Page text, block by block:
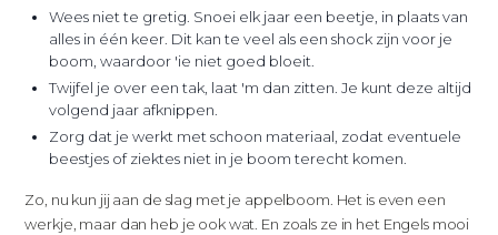
Wees niet te gretig. Snoei elk jaar een beetje, in plaats van
alles in één keer. Dit kan te veel als een shock zijn voor je
boom, waardoor 'ie niet goed bloeit.
Twijfel je over een tak, laat 'm dan zitten. Je kunt deze altijd
volgend jaar afknippen.
Zorg dat je werkt met schoon materiaal, zodat eventuele
beestjes of ziektes niet in je boom terecht komen.
Zo, nu kun jij aan de slag met je appelboom. Het is even een
werkje, maar dan heb je ook wat. En zoals ze in het Engels mooi